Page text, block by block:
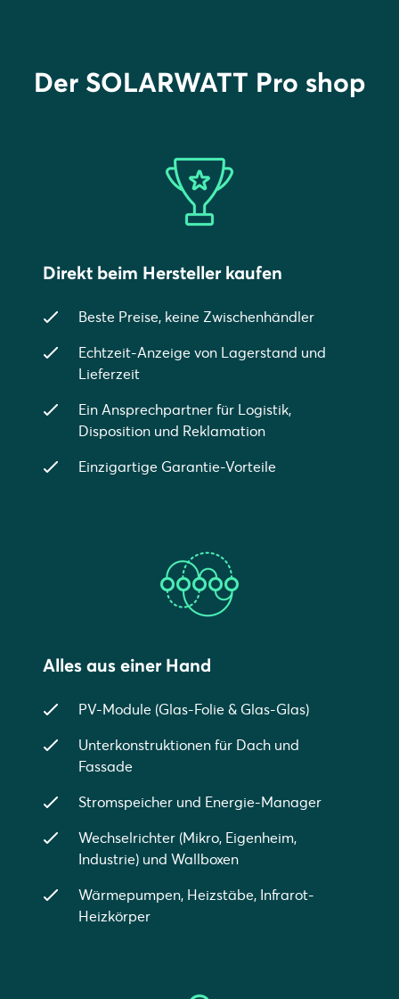
Der SOLARWATT Pro shop
Direkt beim Hersteller kaufen
Beste Preise, keine Zwischenhändler
Echtzeit-Anzeige von Lagerstand und
Lieferzeit
Ein Ansprechpartner für Logistik,
Disposition und Reklamation
Einzigartige Garantie-Vorteile
Alles aus einer Hand
PV-Module (Glas-Folie & Glas-Glas)
Unterkonstruktionen für Dach und
Fassade
Stromspeicher und Energie-Manager
Wechselrichter (Mikro, Eigenheim,
Industrie) und Wallboxen
Wärmepumpen, Heizstäbe, Infrarot-
Heizkörper